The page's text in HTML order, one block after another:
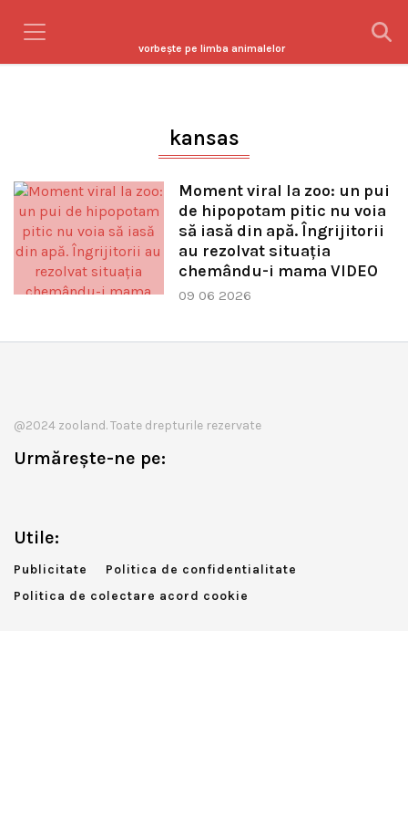
vorbeşte pe limba animalelor
kansas
Moment viral la zoo: un pui
de hipopotam pitic nu voia
să iasă din apă. Îngrijitorii
au rezolvat situația
chemându-i mama VIDEO
09 06 2026
@2024 zooland. Toate drepturile rezervate
Urmărește-ne pe:
Utile:
Publicitate
Politica de confidentialitate
Politica de colectare acord cookie